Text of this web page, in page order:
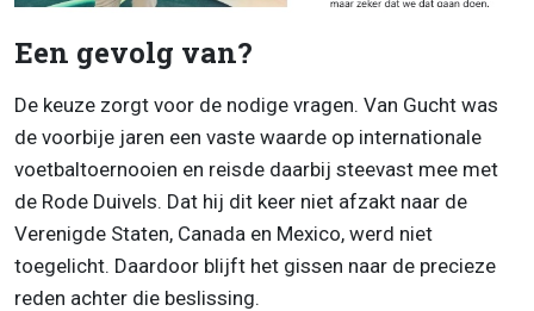
Een gevolg van?
De keuze zorgt voor de nodige vragen. Van Gucht was
de voorbije jaren een vaste waarde op internationale
voetbaltoernooien en reisde daarbij steevast mee met
de Rode Duivels. Dat hij dit keer niet afzakt naar de
Verenigde Staten, Canada en Mexico, werd niet
toegelicht. Daardoor blijft het gissen naar de precieze
reden achter die beslissing.